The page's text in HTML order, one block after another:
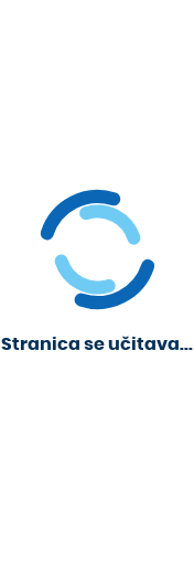
Stranica se učitava...